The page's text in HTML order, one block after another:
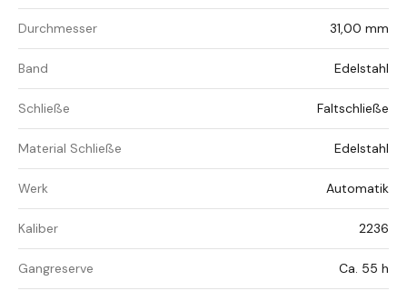
Durchmesser 31,00 mm
Band Edelstahl
Schließe Faltschließe
Material Schließe Edelstahl
Werk Automatik
Kaliber 2236
Gangreserve Ca. 55 h